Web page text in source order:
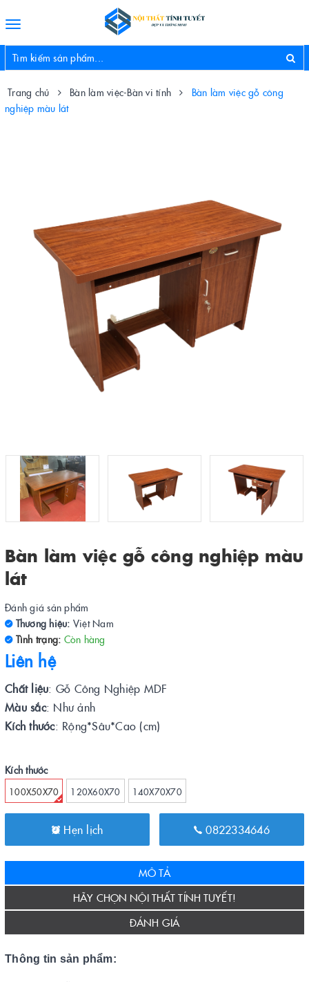
Toggle
Trang chủ Bàn làm việc-Bàn vi tính
Bàn làm việc gỗ công
nghiệp màu lát
Bàn làm việc gỗ công nghiệp màu
lát
Đánh giá sản phẩm
Thương hiệu: Việt Nam
Tình trạng: Còn hàng
Liên hệ
Chất liệu: Gỗ Công Nghiệp MDF
Màu sắc: Như ảnh
Kích thước: Rộng*Sâu*Cao (cm)
Kích thước
100X50X70 120X60X70 140X70X70
Hẹn lịch 0822334646
MÔ TẢ
HÃY CHỌN NỘI THẤT TÍNH TUYẾT!
ĐÁNH GIÁ
Thông tin sản phẩm: